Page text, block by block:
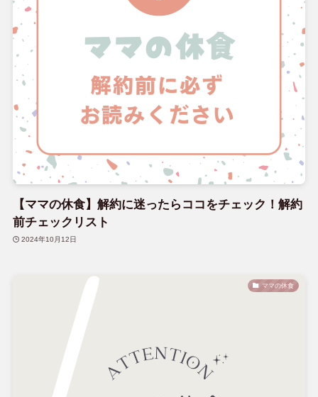
【ママの休食】解約に迷ったらココをチェック！解約
前チェックリスト
2024年10月12日
ママの休食